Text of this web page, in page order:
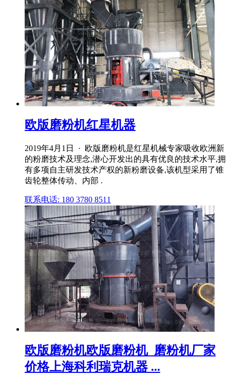
欧版磨粉机红星机器
2019年4月1日 · 欧版磨粉机是红星机械专家吸收欧洲新
的粉磨技术及理念,潜心开发出的具有优良的技术水平,拥
有多项自主研发技术产权的新粉磨设备,该机型采用了锥
齿轮整体传动、内部 .
联系电话: 180 3780 8511
欧版磨粉机欧版磨粉机_磨粉机厂家
价格上海科利瑞克机器 ...